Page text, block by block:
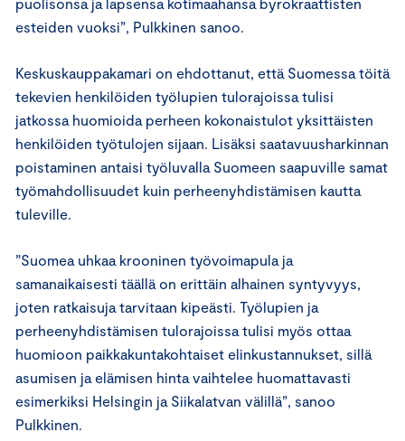
esteiden vuoksi”, Pulkkinen sanoo.
Keskuskauppakamari on ehdottanut, että Suomessa töitä
tekevien henkilöiden työlupien tulorajoissa tulisi
jatkossa huomioida perheen kokonaistulot yksittäisten
henkilöiden työtulojen sijaan. Lisäksi saatavuusharkinnan
poistaminen antaisi työluvalla Suomeen saapuville samat
työmahdollisuudet kuin perheenyhdistämisen kautta
tuleville.
”Suomea uhkaa krooninen työvoimapula ja
samanaikaisesti täällä on erittäin alhainen syntyvyys,
joten ratkaisuja tarvitaan kipeästi. Työlupien ja
perheenyhdistämisen tulorajoissa tulisi myös ottaa
huomioon paikkakuntakohtaiset elinkustannukset, sillä
asumisen ja elämisen hinta vaihtelee huomattavasti
esimerkiksi Helsingin ja Siikalatvan välillä”, sanoo
Pulkkinen.